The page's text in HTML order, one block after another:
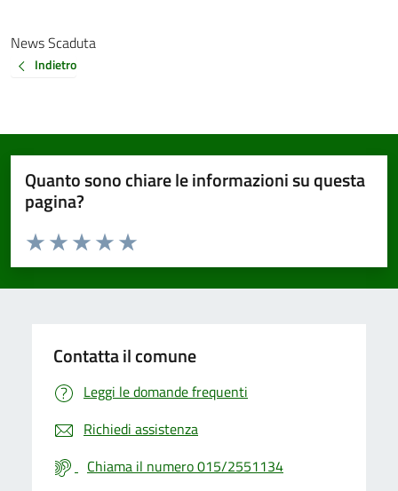
News Scaduta
Indietro
Quanto sono chiare le informazioni su questa
pagina?
Valuta da 1 a 5 stelle la pagina
Valuta 5 stelle su 5
Valuta 4 stelle su 5
Valuta 3 stelle su 5
Valuta 2 stelle su 5
Valuta 1 stelle su 5
Contatta il comune
Leggi le domande frequenti
Richiedi assistenza
Chiama il numero 015/2551134